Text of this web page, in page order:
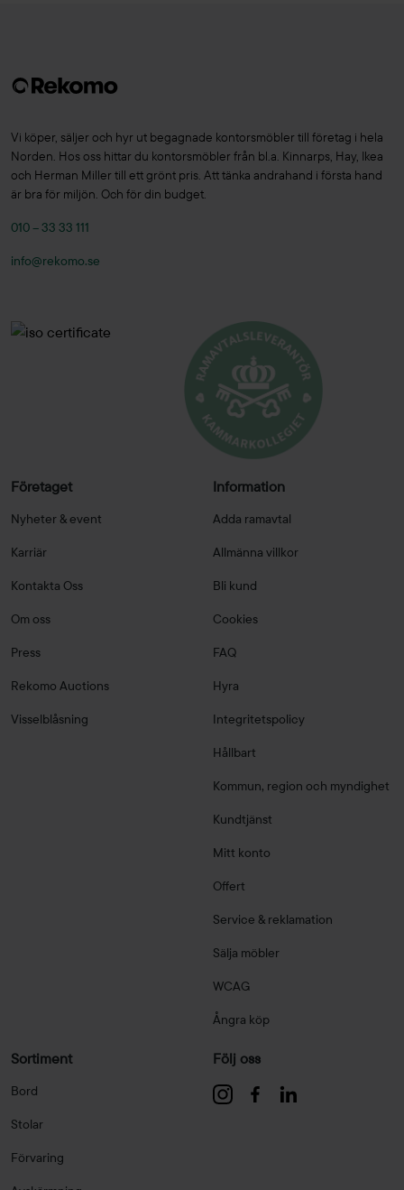
Vi köper, säljer och hyr ut begagnade kontorsmöbler till företag i hela
Norden. Hos oss hittar du kontorsmöbler från bl.a. Kinnarps, Hay, Ikea
och Herman Miller till ett grönt pris. Att tänka andrahand i första hand
är bra för miljön. Och för din budget.
010 – 33 33 111
info@rekomo.se
Företaget
Nyheter & event
Karriär
Kontakta Oss
Om oss
Press
Rekomo Auctions
Visselblåsning
Information
Adda ramavtal
Allmänna villkor
Bli kund
Cookies
FAQ
Hyra
Integritetspolicy
Hållbart
Kommun, region och myndighet
Kundtjänst
Mitt konto
Offert
Service & reklamation
Sälja möbler
WCAG
Ångra köp
Sortiment
Bord
Stolar
Förvaring
Följ oss